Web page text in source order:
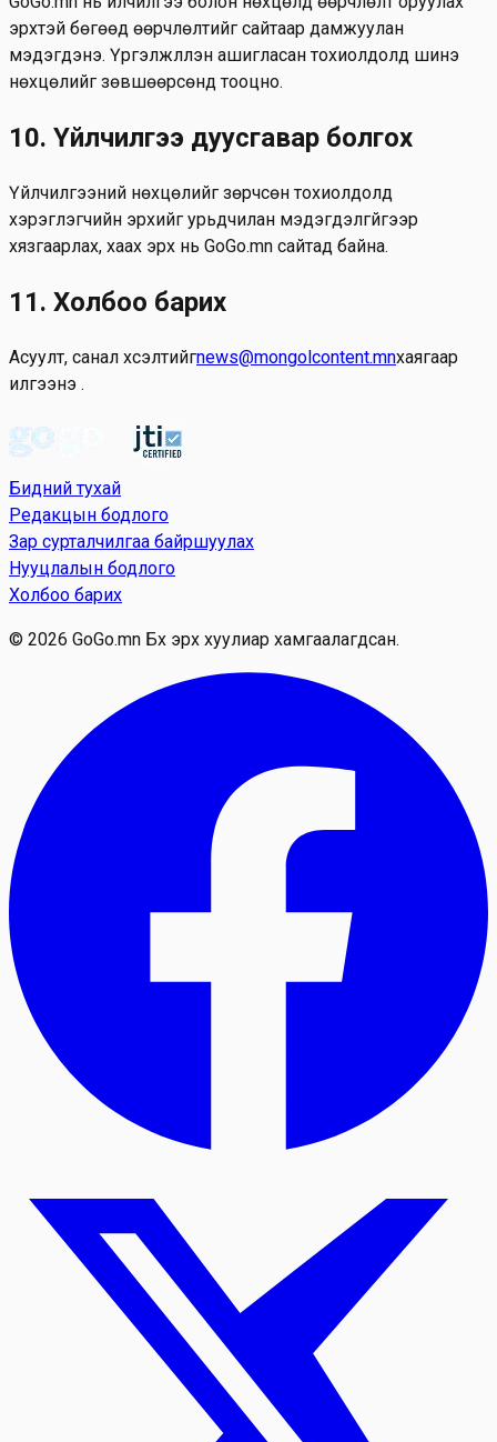
эрхтэй бөгөөд өөрчлөлтийг сайтаар дамжуулан
мэдэгдэнэ. Үргэлжлүүлэн ашигласан тохиолдолд шинэ
нөхцөлийг зөвшөөрсөнд тооцно.
10. Үйлчилгээ дуусгавар болгох
Үйлчилгээний нөхцөлийг зөрчсөн тохиолдолд
хэрэглэгчийн эрхийг урьдчилан мэдэгдэлгүйгээр
хязгаарлах, хаах эрх нь GoGo.mn сайтад байна.
11. Холбоо барих
Асуулт, санал хүсэлтийгnews@mongolcontent.mnхаягаар
илгээнэ үү.
Бидний тухай
Редакцын бодлого
Зар сурталчилгаа байршуулах
Нууцлалын бодлого
Холбоо барих
© 2026 GoGo.mn Бүх эрх хуулиар хамгаалагдсан.